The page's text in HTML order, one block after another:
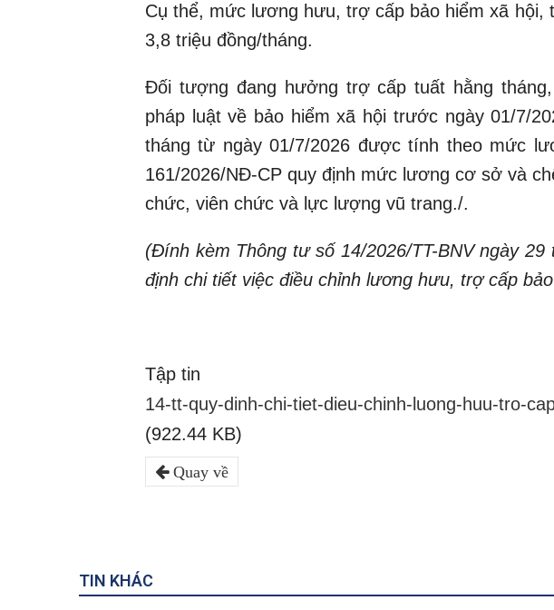
Cụ thể, mức lương hưu, trợ cấp bảo hiểm xã hội,
3,8 triệu đồng/tháng.
Đối tượng đang hưởng trợ cấp tuất hằng
pháp luật về bảo hiểm xã hội trước ngày 01/7/
tháng từ ngày 01/7/2026 được tính theo mức
161/2026/NĐ-CP quy định mức lương cơ sở và
chức, viên chức và lực lượng vũ trang./.
(Đính kèm Thông tư số 14/2026/TT-BNV ngày
định chi tiết việc điều chỉnh lương hưu, trợ cấp
Tập tin
14-tt-quy-dinh-chi-tiet-dieu-chinh-luong-huu-tro-
(922.44 KB)
Quay về
TIN KHÁC